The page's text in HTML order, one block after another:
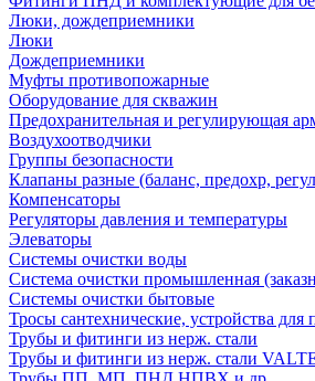
Люки, дождеприемники
Люки
Дождеприемники
Муфты противопожарные
Оборудование для скважин
Предохранительная и регулирующая
Воздухоотводчики
Группы безопасности
Клапаны разные (баланс, предохр,
Компенсаторы
Регуляторы давления и температуры
Элеваторы
Системы очистки воды
Система очистки промышленная
Системы очистки бытовые
Тросы сантехнические, устройства для
Трубы и фитинги из нерж. стали
Трубы и фитинги из нерж. стали